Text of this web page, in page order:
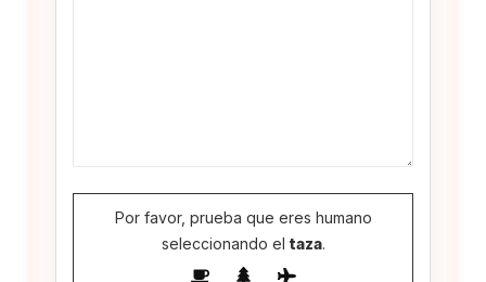
Por favor, prueba que eres humano
seleccionando el taza.